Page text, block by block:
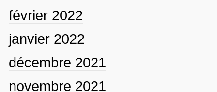
février 2022
janvier 2022
décembre 2021
novembre 2021